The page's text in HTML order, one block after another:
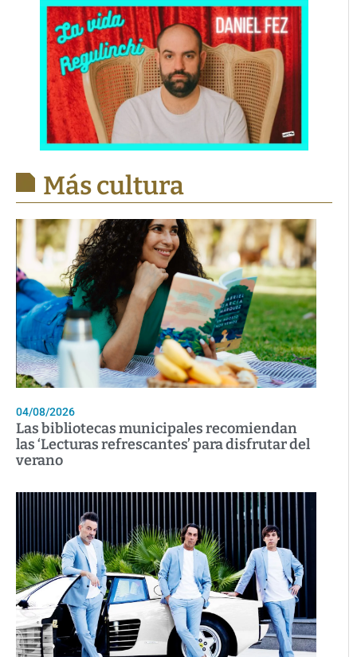
Más cultura
04/08/2026
Las bibliotecas municipales recomiendan
las ‘Lecturas refrescantes’ para disfrutar del
verano